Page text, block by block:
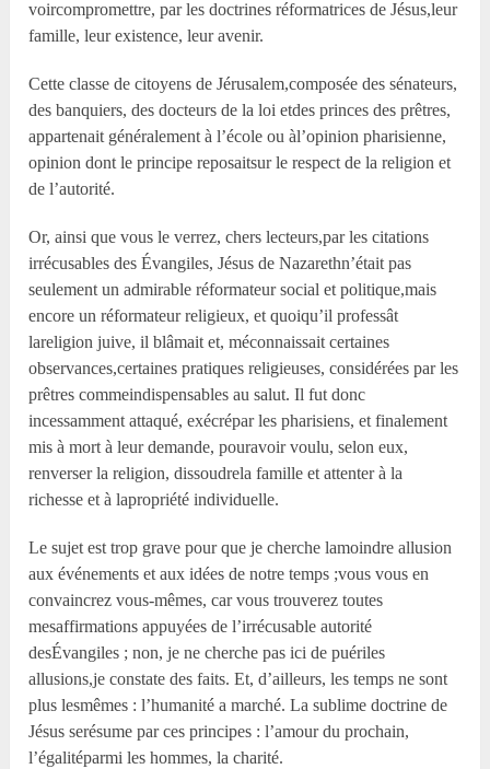
voircompromettre, par les doctrines réformatrices de Jésus,leur
famille, leur existence, leur avenir.
Cette classe de citoyens de Jérusalem,composée des sénateurs,
des banquiers, des docteurs de la loi etdes princes des prêtres,
appartenait généralement à l’école ou àl’opinion pharisienne,
opinion dont le principe reposaitsur le respect de la religion et
de l’autorité.
Or, ainsi que vous le verrez, chers lecteurs,par les citations
irrécusables des Évangiles, Jésus de Nazarethn’était pas
seulement un admirable réformateur social et politique,mais
encore un réformateur religieux, et quoiqu’il professât
lareligion juive, il blâmait et, méconnaissait certaines
observances,certaines pratiques religieuses, considérées par les
prêtres commeindispensables au salut. Il fut donc
incessamment attaqué, exécrépar les pharisiens, et finalement
mis à mort à leur demande, pouravoir voulu, selon eux,
renverser la religion, dissoudrela famille et attenter à la
richesse et à lapropriété individuelle.
Le sujet est trop grave pour que je cherche lamoindre allusion
aux événements et aux idées de notre temps ;vous vous en
convaincrez vous-mêmes, car vous trouverez toutes
mesaffirmations appuyées de l’irrécusable autorité
desÉvangiles ; non, je ne cherche pas ici de puériles
allusions,je constate des faits. Et, d’ailleurs, les temps ne sont
plus lesmêmes : l’humanité a marché. La sublime doctrine de
Jésus serésume par ces principes : l’amour du prochain,
l’égalitéparmi les hommes, la charité.